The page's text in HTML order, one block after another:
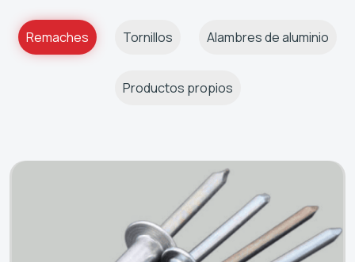
Remaches Tornillos Alambres de aluminio
Productos propios